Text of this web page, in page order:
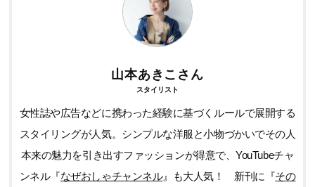
山本あきこさん
スタイリスト
女性誌や広告などに携わった経験に基づくルールで展開する
スタイリングが人気。シンプルな洋服と小物づかいでその人
本来の魅力を引き出すファッションが得意で、YouTubeチャ
ンネル『なぜおしゃチャンネル』も大人気！ 新刊に『その